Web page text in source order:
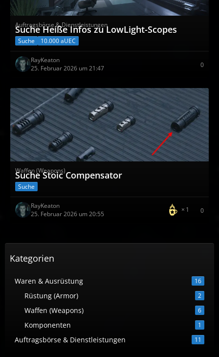
Auftragsbörse & Dienstleistungen
Suche Heiße Infos zu LowLight-Scopes
Suche 10.000 aUEC
RayKeaton
25. Februar 2026 um 21:47
0
Waffen (Weapons)
Suche Stoic Compensator
Suche
RayKeaton
25. Februar 2026 um 20:55
1 0
Kategorien
Waren & Ausrüstung 16
Rüstung (Armor) 2
Waffen (Weapons) 6
Komponenten 1
Auftragsbörse & Dienstleistungen 11